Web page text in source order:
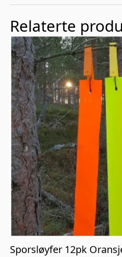
Relaterte
Sporsløyfer 12pk